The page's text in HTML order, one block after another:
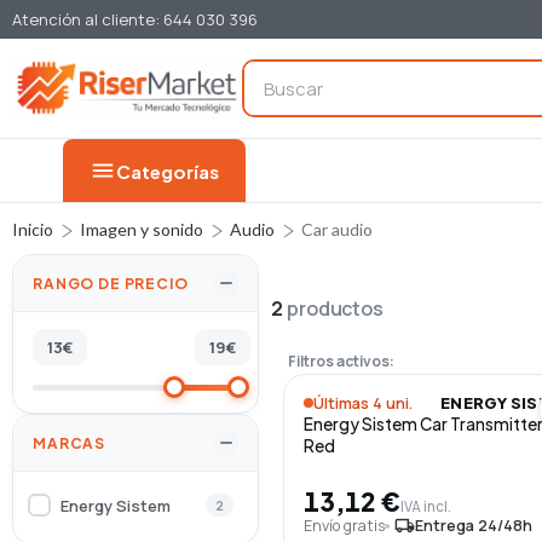
Atención al cliente: 644 030 396
menuCategorías
Inicio Imagen y sonido Audio Car audio
RANGO DE PRECIO
13€ 19€
MARCAS
Energy Sistem 2
2 productos
Filtros activos:
Últimas 4 uni. ENERGY
Energy Sistem Car
Red
13,12 €IVA incl.
Envío gratis local_shippingEntrega 24/48h